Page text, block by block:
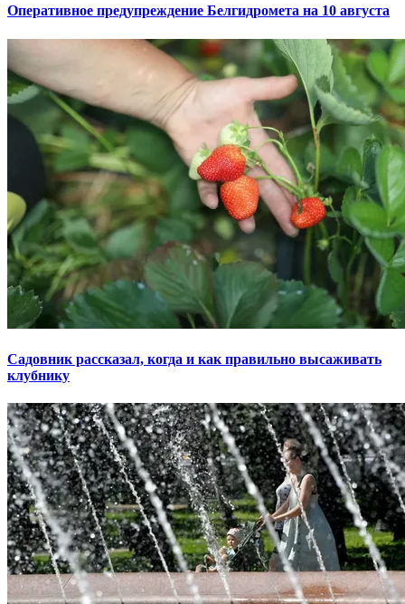
Оперативное предупреждение Белгидромета на 10 августа
Садовник рассказал, когда и как правильно высаживать
клубнику